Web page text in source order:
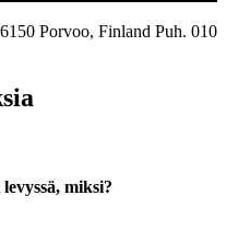
Porvoo, Finland Puh. 010
miksi?